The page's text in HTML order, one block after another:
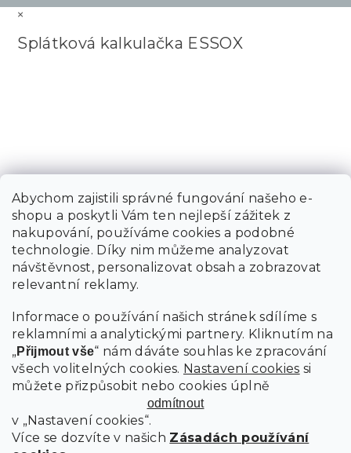
Abychom zajistili správné fungování našeho e-
shopu a poskytli Vám ten nejlepší zážitek z
nakupování, používáme cookies a podobné
technologie. Díky nim můžeme analyzovat
návštěvnost, personalizovat obsah a zobrazovat
relevantní reklamy.
Informace o používání našich stránek sdílíme s
reklamními a analytickými partnery. Kliknutím na
„Přijmout vše“ nám dáváte souhlas ke zpracování
všech volitelných cookies. Nastavení cookies si
můžete přizpůsobit nebo cookies úplně
odmítnout
v „Nastavení cookies“.
Více se dozvíte v našich Zásadách používání
×
Splátková kalkulačka ESSOX